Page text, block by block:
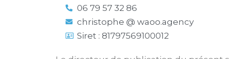
06 79 57 32 86
christophe @ waoo.agency
Siret : 81797569100012